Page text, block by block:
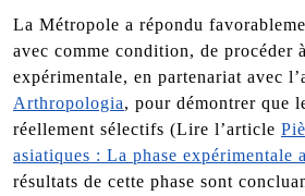
La Métropole a répondu
avec comme condition, de procéder
expérimentale, en partenariat avec
Arthropologia, pour démontrer que
réellement sélectifs (Lire l’article
asiatiques : La phase expérimentale
résultats de cette phase sont